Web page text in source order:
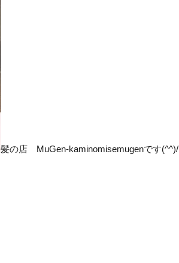
髪の店 MuGen-kaminomisemugenです(^^)/